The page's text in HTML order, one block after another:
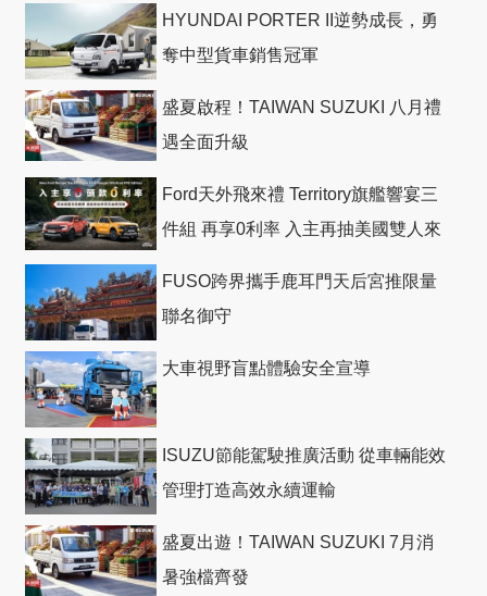
HYUNDAI PORTER II逆勢成長，勇
奪中型貨車銷售冠軍
盛夏啟程！TAIWAN SUZUKI 八月禮
遇全面升級
Ford天外飛來禮 Territory旗艦響宴三
件組 再享0利率 入主再抽美國雙人來
FUSO跨界攜手鹿耳門天后宮推限量
聯名御守
大車視野盲點體驗安全宣導
ISUZU節能駕駛推廣活動 從車輛能效
管理打造高效永續運輸
盛夏出遊！TAIWAN SUZUKI 7月消
暑強檔齊發